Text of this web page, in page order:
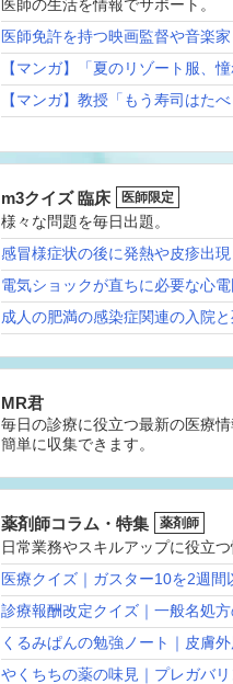
医師の生活を情報でサポート。
医師免許を持つ映画監督や音楽
【マンガ】「夏のリゾート服、
【マンガ】教授「もう寿司はたべ
m3クイズ 臨床 医師限定
様々な問題を毎日出題。
感冒様症状の後に発熱や皮疹出現
電気ショックが直ちに必要な心電
成人の肥満の感染症関連の入院
MR君
毎日の診療に役立つ最新の医療
簡単に収集できます。
薬剤師コラム・特集 薬剤師
日常業務やスキルアップに役立つ
医療クイズ｜ガスター10を2週
診療報酬改定クイズ｜一般名処
くるみぱんの勉強ノート｜皮膚
やくちちの薬の味見｜プレガバ